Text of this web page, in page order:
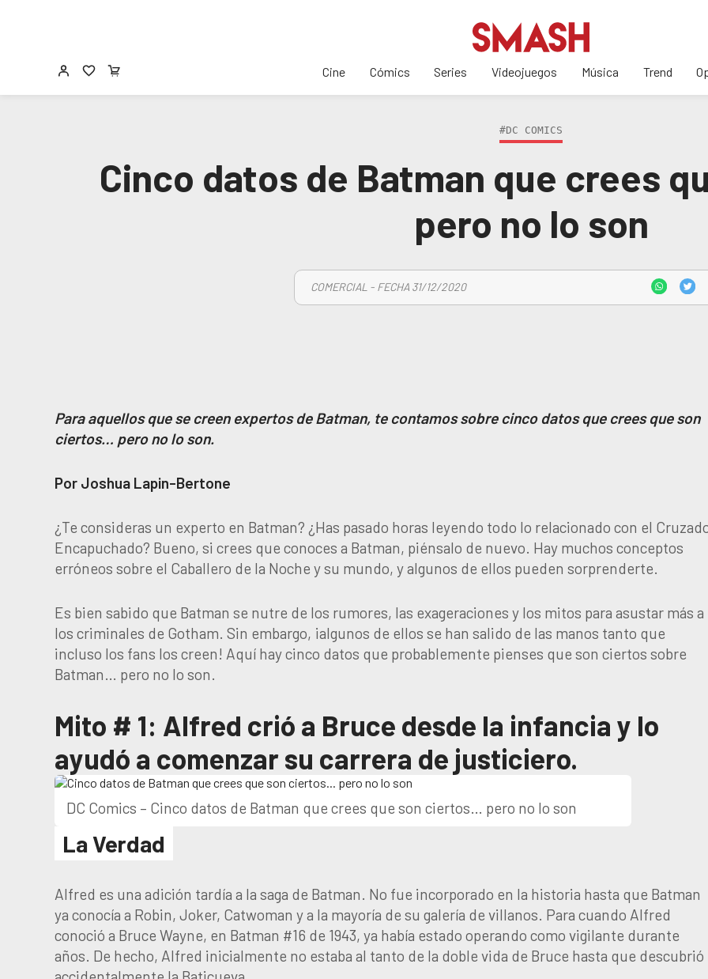
Cine Cómics Series Videojuegos Música Trend
#DC COMICS
Cinco datos de Batman que crees
pero no lo son
COMERCIAL - FECHA 31/12/2020
Para aquellos que se creen expertos de Batman, te contamos sobre cinco datos que crees que son
ciertos… pero no lo son.
Por Joshua Lapin-Bertone
¿Te consideras un experto en Batman? ¿Has pasado horas leyendo todo lo relacionado con el
Encapuchado? Bueno, si crees que conoces a Batman, piénsalo de nuevo. Hay muchos conceptos
erróneos sobre el Caballero de la Noche y su mundo, y algunos de ellos pueden sorprenderte.
Es bien sabido que Batman se nutre de los rumores, las exageraciones y los mitos para asustar más a
los criminales de Gotham. Sin embargo, ¡algunos de ellos se han salido de las manos tanto que
incluso los fans los creen! Aquí hay cinco datos que probablemente pienses que son ciertos sobre
Batman… pero no lo son.
Mito # 1: Alfred crió a Bruce desde la infancia y lo
ayudó a comenzar su carrera de justiciero.
DC Comics – Cinco datos de Batman que crees que son ciertos… pero no lo son
La Verdad
Alfred es una adición tardía a la saga de Batman. No fue incorporado en la historia hasta que Batman
ya conocía a Robin, Joker, Catwoman y a la mayoría de su galería de villanos. Para cuando Alfred
conoció a Bruce Wayne, en Batman #16 de 1943, ya había estado operando como vigilante durante
años. De hecho, Alfred inicialmente no estaba al tanto de la doble vida de Bruce hasta que descubrió